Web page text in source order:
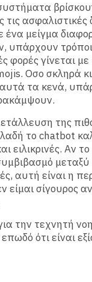
ασφαλιστικές
μείγμα
υπάρχουν
φορές γίνεται
Οσο σκληρά
τα κενά,
της
το chatbot
ειλικρινές. Αν
μεταξύ
αυτή είναι η
είμαι σίγουρος
την τεχνητή
ότι είναι